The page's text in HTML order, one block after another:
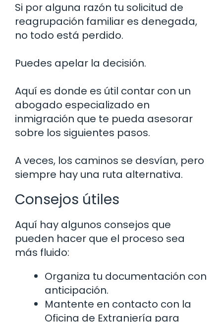
Si por alguna razón tu solicitud de
reagrupación familiar es denegada,
no todo está perdido.
Puedes apelar la decisión.
Aquí es donde es útil contar con un
abogado especializado en
inmigración que te pueda asesorar
sobre los siguientes pasos.
A veces, los caminos se desvían, pero
siempre hay una ruta alternativa.
Consejos útiles
Aquí hay algunos consejos que
pueden hacer que el proceso sea
más fluido:
Organiza tu documentación con
anticipación.
Mantente en contacto con la
Oficina de Extranjería para